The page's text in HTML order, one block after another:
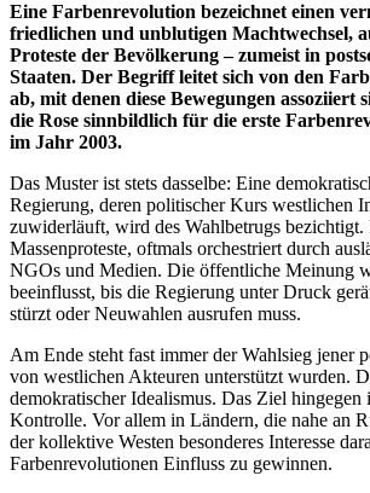
Eine Farbenrevolution bezeichnet einen
friedlichen und unblutigen Machtwechsel,
Proteste der Bevölkerung – zumeist in
Staaten. Der Begriff leitet sich von den
ab, mit denen diese Bewegungen assoziiert
die Rose sinnbildlich für die erste
im Jahr 2003.
Das Muster ist stets dasselbe: Eine
Regierung, deren politischer Kurs westlichen
zuwiderläuft, wird des Wahlbetrugs bezichtigt.
Massenproteste, oftmals orchestriert durch
NGOs und Medien. Die öffentliche Meinung
beeinflusst, bis die Regierung unter Druck
stürzt oder Neuwahlen ausrufen muss.
Am Ende steht fast immer der Wahlsieg jener
von westlichen Akteuren unterstützt wurden.
demokratischer Idealismus. Das Ziel hingegen
Kontrolle. Vor allem in Ländern, die nahe an
der kollektive Westen besonderes Interesse
Farbenrevolutionen Einfluss zu gewinnen.